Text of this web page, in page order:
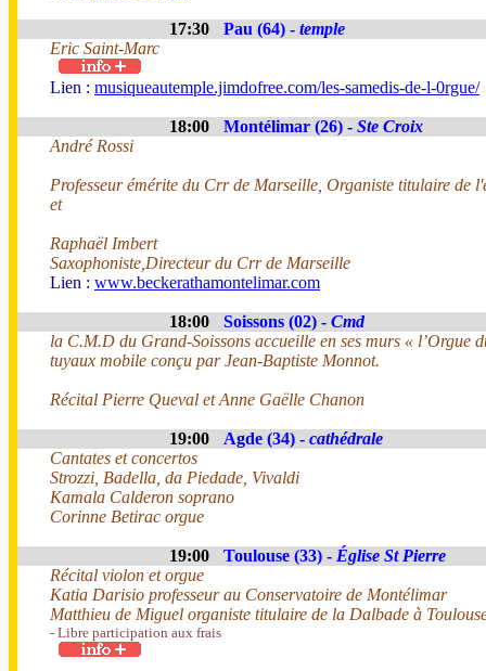
17:30 Pau (64) - temple
Eric Saint-Marc
Lien : musiqueautemple.jimdofree.com/les-samedis-de-l-0rgue/
18:00 Montélimar (26) - Ste Croix
André Rossi
Professeur émérite du Crr de Marseille, Organiste titulaire de
et
Raphaël Imbert
Saxophoniste,Directeur du Crr de Marseille
Lien : www.beckerathamontelimar.com
18:00 Soissons (02) - Cmd
la C.M.D du Grand-Soissons accueille en ses murs « l’Orgue
tuyaux mobile conçu par Jean-Baptiste Monnot.
Récital Pierre Queval et Anne Gaëlle Chanon
19:00 Agde (34) - cathédrale
Cantates et concertos
Strozzi, Badella, da Piedade, Vivaldi
Kamala Calderon soprano
Corinne Betirac orgue
19:00 Toulouse (33) - Église St Pierre
Récital violon et orgue
Katia Darisio professeur au Conservatoire de Montélimar
Matthieu de Miguel organiste titulaire de la Dalbade à
- Libre participation aux frais